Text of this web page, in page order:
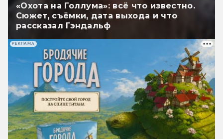
«Охота на Голлума»: всё что известно.
Сюжет, съёмки, дата выхода и что
рассказал Гэндальф
РЕКЛАМА